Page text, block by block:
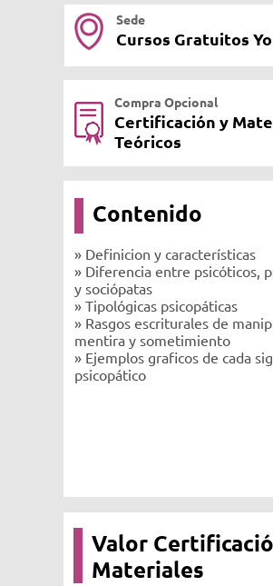
Sede
Cursos Gratuitos
Compra Opcional
Certificación y
Teóricos
Contenido
» Definicion y características
» Diferencia entre psicóticos,
y sociópatas
» Tipológicas psicopáticas
» Rasgos escriturales de
mentira y sometimiento
» Ejemplos graficos de cada
psicopático
Valor
Materiales